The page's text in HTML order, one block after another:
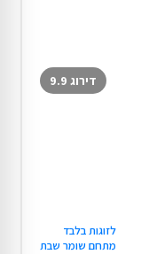
דירוג 9.9
לזוגות בלבד
מתחם שומר שבת